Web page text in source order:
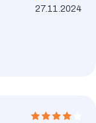
27.11.2024